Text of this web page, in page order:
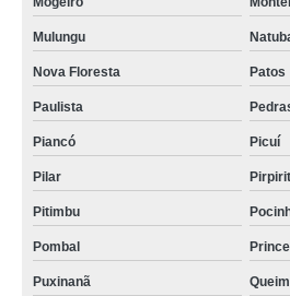
coworking compartilhado para advogados
coworking advocacia Tacima
coworking advocacia São José de Piranhas
locação de coworking de advogados
coworking advocacia orçar Cabedelo
coworking advocacia orçar Igarassu
Mulungu
Nova Floresta Patos
Paulista
Piancó Picuí
Pilar
Pitimbu
Pombal
Puxinanã